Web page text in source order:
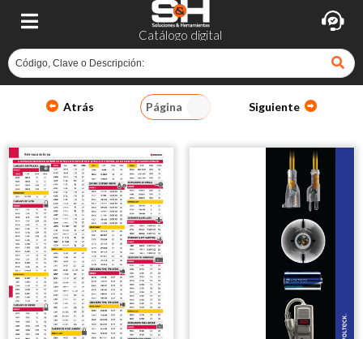
Catálogo digital
Atrás Página Siguiente